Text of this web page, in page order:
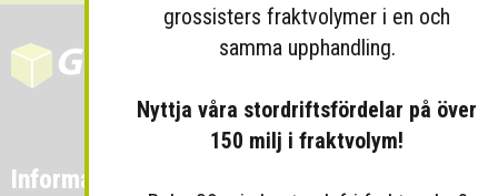
Information
grossisters fraktvolymer i en och
samma upphandling.
Nyttja våra stordriftsfördelar på över
150 milj i fraktvolym!